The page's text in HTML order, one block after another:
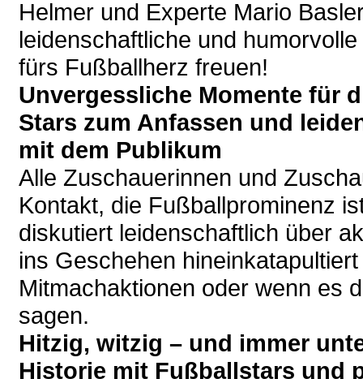
Helmer und Experte Mario
leidenschaftliche und
fürs Fußballherz freuen!
Unvergessliche Momente für
Stars zum Anfassen und
mit dem Publikum
Alle Zuschauerinnen und
Kontakt, die Fußballprominenz
diskutiert leidenschaftlich über
ins Geschehen
Mitmachaktionen oder wenn es
sagen.
Hitzig, witzig – und immer
Historie mit Fußballstars und